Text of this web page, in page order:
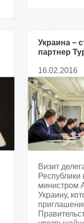
Украина −
партнер
16.02.2016
Визит
Республики
министром
Украину,